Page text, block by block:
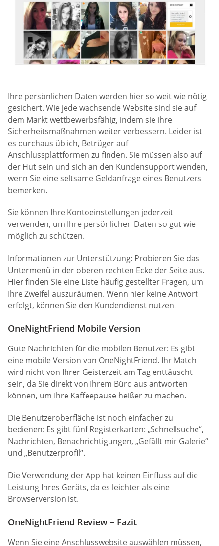
Ihre persönlichen Daten werden hier so weit wie nötig
gesichert. Wie jede wachsende Website sind sie auf
dem Markt wettbewerbsfähig, indem sie ihre
Sicherheitsmaßnahmen weiter verbessern. Leider ist
es durchaus üblich, Betrüger auf
Anschlussplattformen zu finden. Sie müssen also auf
der Hut sein und sich an den Kundensupport wenden,
wenn Sie eine seltsame Geldanfrage eines Benutzers
bemerken.
Sie können Ihre Kontoeinstellungen jederzeit
verwenden, um Ihre persönlichen Daten so gut wie
möglich zu schützen.
Informationen zur Unterstützung: Probieren Sie das
Untermenü in der oberen rechten Ecke der Seite aus.
Hier finden Sie eine Liste häufig gestellter Fragen, um
Ihre Zweifel auszuräumen. Wenn hier keine Antwort
erfolgt, können Sie den Kundendienst nutzen.
OneNightFriend Mobile Version
Gute Nachrichten für die mobilen Benutzer: Es gibt
eine mobile Version von OneNightFriend. Ihr Match
wird nicht von Ihrer Geisterzeit am Tag enttäuscht
sein, da Sie direkt von Ihrem Büro aus antworten
können, um Ihre Kaffeepause heißer zu machen.
Die Benutzeroberfläche ist noch einfacher zu
bedienen: Es gibt fünf Registerkarten: „Schnellsuche“,
Nachrichten, Benachrichtigungen, „Gefällt mir Galerie“
und „Benutzerprofil“.
Die Verwendung der App hat keinen Einfluss auf die
Leistung Ihres Geräts, da es leichter als eine
Browserversion ist.
OneNightFriend Review – Fazit
Wenn Sie eine Anschlusswebsite auswählen müssen,